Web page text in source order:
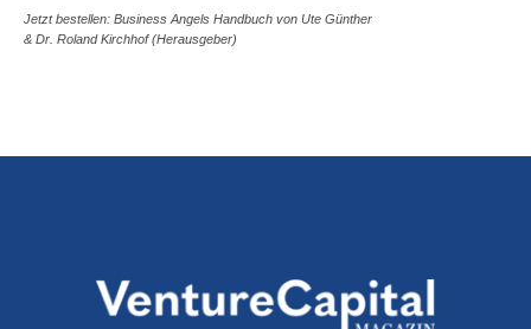
Jetzt bestellen: Business Angels Handbuch von Ute Günther
& Dr. Roland Kirchhof (Herausgeber)